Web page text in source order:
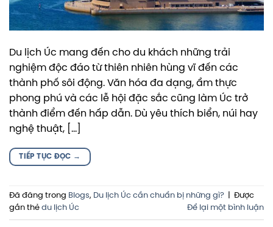
Du lịch Úc mang đến cho du khách những trải
nghiệm độc đáo từ thiên nhiên hùng vĩ đến các
thành phố sôi động. Văn hóa đa dạng, ẩm thực
phong phú và các lễ hội đặc sắc cũng làm Úc trở
thành điểm đến hấp dẫn. Dù yêu thích biển, núi hay
nghệ thuật, […]
TIẾP TỤC ĐỌC →
Đã đăng trong Blogs, Du lịch Úc cần chuẩn bị những gì?
Được
gắn thẻ du lịch Úc Để lại một bình luận